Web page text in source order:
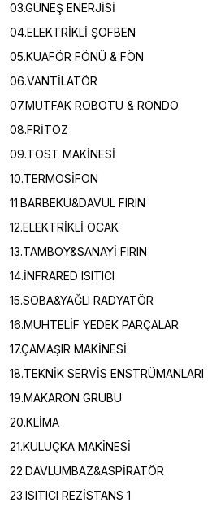
03.GÜNEŞ ENERJİSİ
04.ELEKTRİKLİ ŞOFBEN
05.KUAFÖR FÖNÜ & FÖN
06.VANTİLATÖR
07.MUTFAK ROBOTU & RONDO
08.FRİTÖZ
09.TOST MAKİNESİ
10.TERMOSİFON
11.BARBEKÜ&DAVUL FIRIN
12.ELEKTRİKLİ OCAK
13.TAMBOY&SANAYİ FIRIN
14.İNFRARED ISITICI
15.SOBA&YAĞLI RADYATÖR
16.MUHTELİF YEDEK PARÇALAR
17.ÇAMAŞIR MAKİNESİ
18.TEKNİK SERVİS ENSTRÜMANLARI
19.MAKARON GRUBU
20.KLİMA
21.KULUÇKA MAKİNESİ
22.DAVLUMBAZ&ASPİRATÖR
23.ISITICI REZİSTANS 1